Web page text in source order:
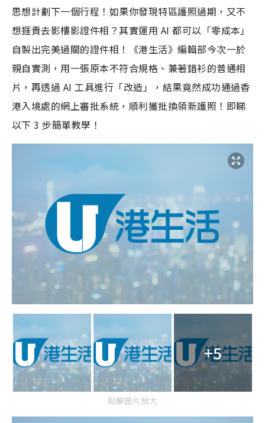
思想計劃下一個行程！如果你發現特區護照過期，又不
想捱貴去影樓影證件相？其實運用 AI 都可以「零成本」
自製出完美過關的證件相！《港生活》編輯部今次一於
親自實測，用一張原本不符合規格、兼著錯衫的普通相
片，再透過 AI 工具進行「改造」，結果竟然成功通過香
港入境處的網上審批系統，順利獲批換領新護照！即睇
以下 3 步簡單教學！
+5
點擊圖片放大